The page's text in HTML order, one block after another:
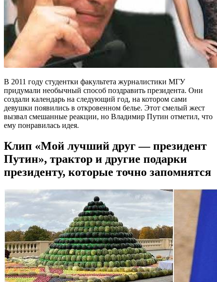
В 2011 году студентки факультета журналистики МГУ
придумали необычный способ поздравить президента. Они
создали календарь на следующий год, на котором сами
девушки появились в откровенном белье. Этот смелый жест
вызвал смешанные реакции, но Владимир Путин отметил, что
ему понравилась идея.
Клип «Мой лучший друг — президент
Путин», трактор и другие подарки
президенту, которые точно запомнятся